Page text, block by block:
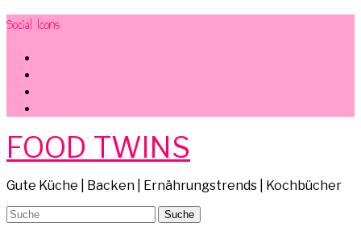
Social Icons
FOOD TWINS
Gute Küche | Backen | Ernährungstrends | Kochbücher